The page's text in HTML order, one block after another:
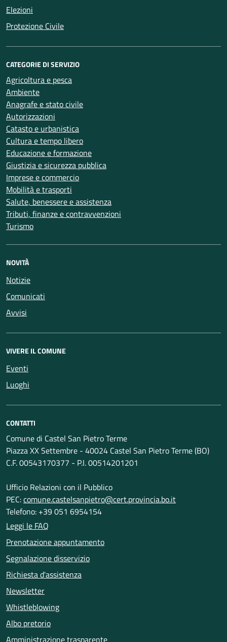
Elezioni
Protezione Civile
CATEGORIE DI SERVIZIO
Agricoltura e pesca
Ambiente
Anagrafe e stato civile
Autorizzazioni
Catasto e urbanistica
Cultura e tempo libero
Educazione e formazione
Giustizia e sicurezza pubblica
Imprese e commercio
Mobilità e trasporti
Salute, benessere e assistenza
Tributi, finanze e contravvenzioni
Turismo
NOVITÀ
Notizie
Comunicati
Avvisi
VIVERE IL COMUNE
Eventi
Luoghi
CONTATTI
Comune di Castel San Pietro Terme
Piazza XX Settembre - 40024 Castel San Pietro Terme (BO)
C.F. 00543170377 - P.I. 00514201201
Ufficio Relazioni con il Pubblico
PEC:comune.castelsanpietro@cert.provincia.bo.it
Telefono: +39 051 6954154
Leggi le FAQ
Prenotazione appuntamento
Segnalazione disservizio
Richiesta d'assistenza
Newsletter
Whistleblowing
Albo pretorio
Amministrazione trasparente